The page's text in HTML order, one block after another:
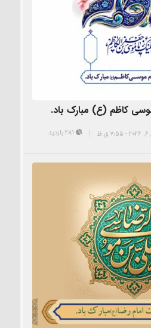
کاظم (ع) مبارک باد.